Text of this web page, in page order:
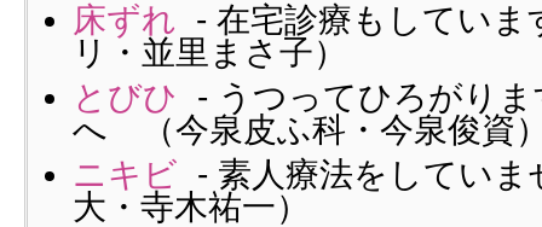
床ずれ - 在宅診療もしてい
リ・並里まさ子）
とびひ - うつってひろがり
へ （今泉皮ふ科・今泉俊資
ニキビ - 素人療法をしてい
大・寺木祐一）